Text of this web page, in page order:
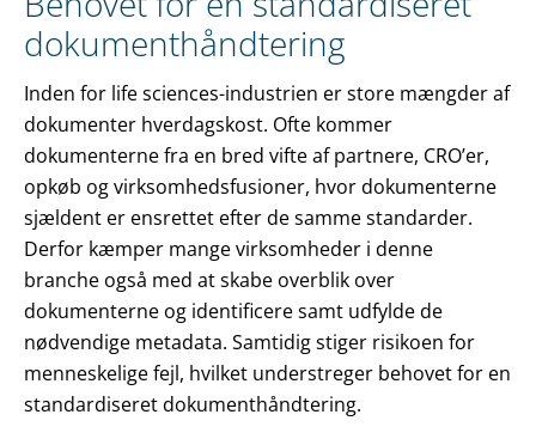
dokumenthåndtering
Inden for life sciences-industrien er store mængder af
dokumenter hverdagskost. Ofte kommer
dokumenterne fra en bred vifte af partnere, CRO’er,
opkøb og virksomhedsfusioner, hvor dokumenterne
sjældent er ensrettet efter de samme standarder.
Derfor kæmper mange virksomheder i denne
branche også med at skabe overblik over
dokumenterne og identificere samt udfylde de
nødvendige metadata. Samtidig stiger risikoen for
menneskelige fejl, hvilket understreger behovet for en
standardiseret dokumenthåndtering.